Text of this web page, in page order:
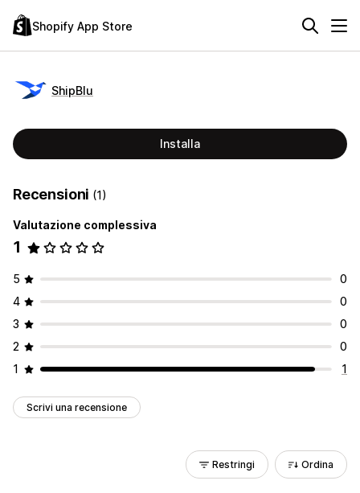
Shopify App Store
ShipBlu
Installa
Recensioni (1)
Valutazione complessiva
1
5
0
4
0
3
0
2
0
1
1
Scrivi una recensione
Restringi Ordina